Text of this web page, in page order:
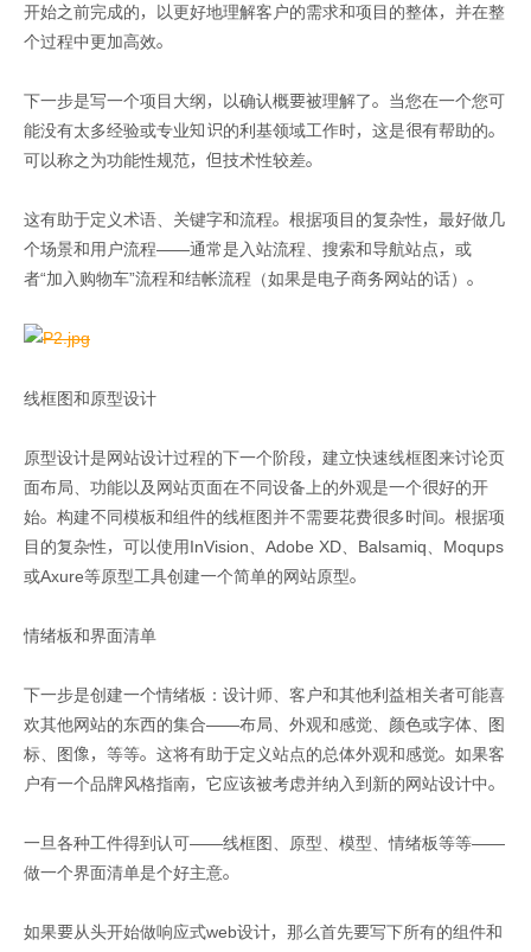
开始之前完成的，以更好地理解客户的需求和项目的整体，并在整
个过程中更加高效。
下一步是写一个项目大纲，以确认概要被理解了。当您在一个您可
能没有太多经验或专业知识的利基领域工作时，这是很有帮助的。
可以称之为功能性规范，但技术性较差。
这有助于定义术语、关键字和流程。根据项目的复杂性，最好做几
个场景和用户流程——通常是入站流程、搜索和导航站点，或
者“加入购物车”流程和结帐流程（如果是电子商务网站的话）。
线框图和原型设计
原型设计是网站设计过程的下一个阶段，建立快速线框图来讨论页
面布局、功能以及网站页面在不同设备上的外观是一个很好的开
始。构建不同模板和组件的线框图并不需要花费很多时间。根据项
目的复杂性，可以使用InVision、Adobe XD、Balsamiq、Moqups
或Axure等原型工具创建一个简单的网站原型。
情绪板和界面清单
下一步是创建一个情绪板：设计师、客户和其他利益相关者可能喜
欢其他网站的东西的集合——布局、外观和感觉、颜色或字体、图
标、图像，等等。这将有助于定义站点的总体外观和感觉。如果客
户有一个品牌风格指南，它应该被考虑并纳入到新的网站设计中。
一旦各种工件得到认可——线框图、原型、模型、情绪板等等——
做一个界面清单是个好主意。
如果要从头开始做响应式web设计，那么首先要写下所有的组件和